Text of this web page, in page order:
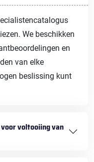
We beschikken
en
van elke
beslissing kunt
voltooiing van